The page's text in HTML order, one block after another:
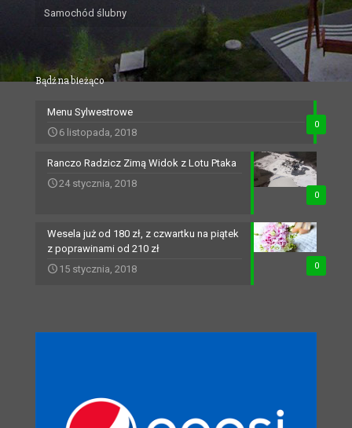
Samochód ślubny
Bądź na bieżąco
0
Menu Sylwestrowe
6 listopada, 2018
0
Ranczo Radzicz Zimą Widok z Lotu Ptaka
24 stycznia, 2018
0
Wesela już od 180 zł, z czwartku na piątek
z poprawinami od 210 zł
15 stycznia, 2018